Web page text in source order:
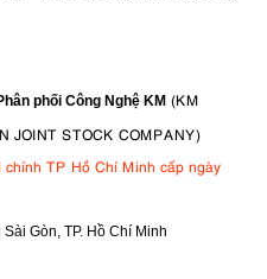
phối Công Nghệ KM (KM
JOINT STOCK COMPANY)
TP Hồ Chí Minh cấp ngày
Gòn, TP. Hồ Chí Minh